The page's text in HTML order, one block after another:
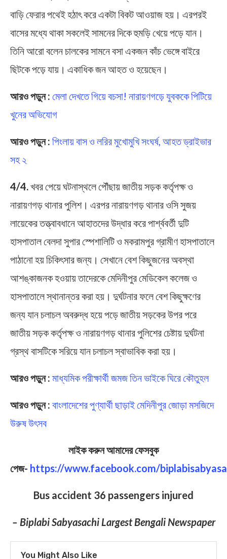
বাড়ি ফেরার পথেই হঠাৎ করে একটা বিকট আওয়াজ হয়। এরপরই
বাসের মধ্যে থাকা সকলেই সামনের দিকে হুমড়ি খেয়ে পড়ে যান।
তিনি আরো বলেন চালকের সামনে বসা একজন কাঁচ ভেঙ্গে বাইরে
ছিটকে পড়ে যায়। একাধিক জন আহত ও হয়েছেন।
আরও পড়ুন : মেলা দেখতে গিয়ে বচসা! নারায়ণগড়ে যুবককে পিটিয়ে
খুনের অভিযোগ
আরও পড়ুন : পিংলায় বাস ও লরির মুখোমুখি সংঘর্ষ, আহত ড্রাইভার
সহ ২
4/4.খবর পেয়ে ঘটনাস্থলে পৌঁছায় জাতীয় সড়ক কর্তৃপক্ষ ও
নারায়ণগড় থানার পুলিশ। এরপর নারায়ণগড় থানার ওসি সুজয়
লায়েকের তত্ত্বাবধানে আহাতদের উদ্ধার করে পার্শ্ববর্তী দুটি
হাসপাতাল বেলদা সুপার স্পেশালিটি ও মকরামপুর গ্রামীণ হাসপাতালে
পাঠানো হয় চিকিৎসার জন্য। সেখানে বেশ কিছুজনের অবস্থা
আশঙ্কাজনক হওয়ায় তাদেরকে মেদিনীপুর মেডিকেল কলেজ ও
হাসপাতালে স্থানান্তর করা হয়। দুর্ঘটনার ফলে বেশ কিছুক্ষণের
জন্য যান চলাচল অবরুদ্ধ হয়ে পড়ে জাতীয় সড়কের উপর পরে
জাতীয় সড়ক কর্তৃপক্ষ ও নারায়ণগড় থানার পুলিশের চেষ্টায় দুর্ঘটনা
গ্রস্থ বাসটিকে সরিয়ে যান চলাচল স্বাভাবিক করা হয়।
আরও পড়ুন : মাধ্যমিক পরীক্ষার্থী জমজ তিন ভাইকে ঘিরে কৌতুহল
আরও পড়ুন : বাংলাদেশের পুণ্যার্থী ছাড়াই মেদিনীপুর জোড়া মসজিদে
উরুষ উৎসব
লাইক করুন আমাদের ফেসবুক
পেজ- https://www.facebook.com/
Bus accident 36 passengers injured
– Biplabi Sabyasachi Largest Bengali Newspaper
You Might Also Like